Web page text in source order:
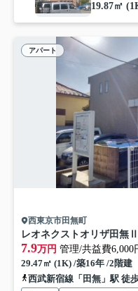
19.87㎡
アパート
西東京市田無町
レオネクストオリザ田無Ⅱ
7.9万円 管理/共益費6,000
29.47㎡ (1K) /築16年 /2階建
西武新宿線「田無」駅 徒